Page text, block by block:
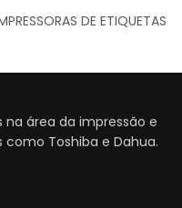
DE ETIQUETAS
área da impressão e
Toshiba e Dahua.